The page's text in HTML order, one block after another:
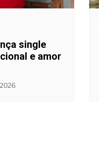
single
e amor